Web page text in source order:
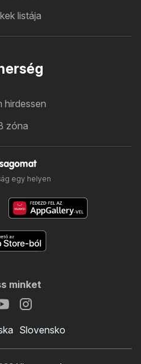
listája
hirdessen
zóna
egy helyen
minket
Slovensko